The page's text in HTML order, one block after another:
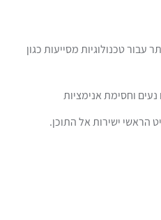
טכנולוגיות מסייעות כגון
וחסימת אנימציות
הראשי ישירות אל התוכן.